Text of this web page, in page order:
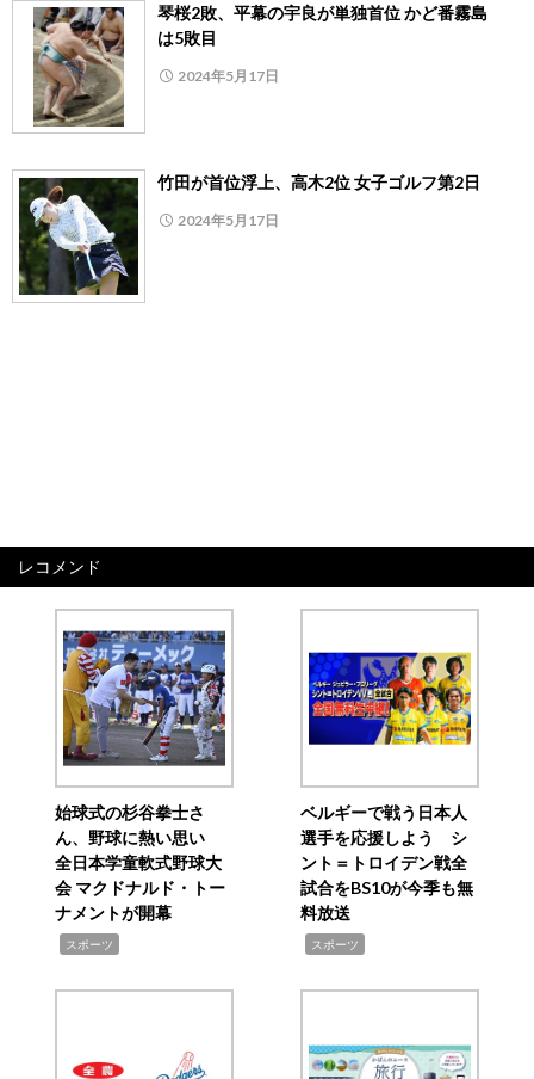
琴桜2敗、平幕の宇良が単独首位 かど番霧島
は5敗目
2024年5月17日
竹田が首位浮上、高木2位 女子ゴルフ第2日
2024年5月17日
レコメンド
始球式の杉谷拳士さ
ん、野球に熱い思い
全日本学童軟式野球大
会 マクドナルド・トー
ナメントが開幕
スポーツ
ベルギーで戦う日本人
選手を応援しよう シ
ント＝トロイデン戦全
試合をBS10が今季も無
料放送
スポーツ